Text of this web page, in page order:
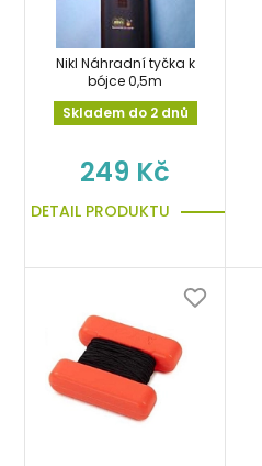
Nikl Náhradní tyčka k
bójce 0,5m
Skladem do 2 dnů
249 Kč
DETAIL PRODUKTU